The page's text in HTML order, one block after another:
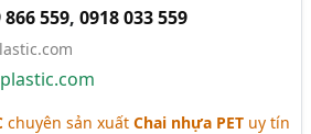
559,0918 033 559
chuyên sản xuấtChai nhựa PET uy tín